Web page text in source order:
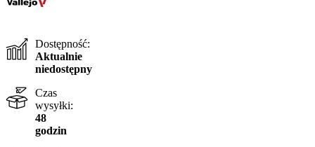
Dostępność:
Aktualnie
niedostępny
Czas
wysyłki:
48
godzin